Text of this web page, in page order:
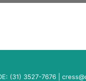
(31) 3527-7676 |